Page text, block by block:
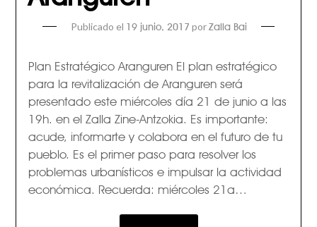
Publicado el 19 junio, 2017 por Zalla Bai
Plan Estratégico Aranguren El plan estratégico
para la revitalización de Aranguren será
presentado este miércoles día 21 de junio a las
19h. en el Zalla Zine-Antzokia. Es importante:
acude, informarte y colabora en el futuro de tu
pueblo. Es el primer paso para resolver los
problemas urbanísticos e impulsar la actividad
económica. Recuerda: miércoles 21a…